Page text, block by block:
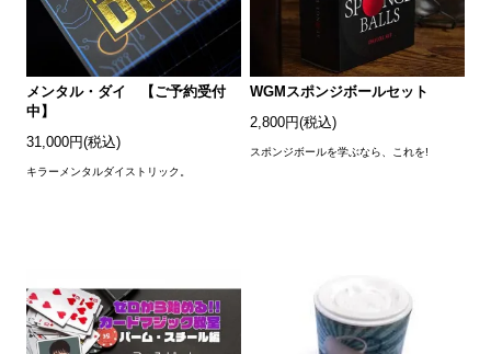
メンタル・ダイ 【ご予約受付
中】
31,000円(税込)
キラーメンタルダイストリック。
WGMスポンジボールセット
2,800円(税込)
スポンジボールを学ぶなら、これを!